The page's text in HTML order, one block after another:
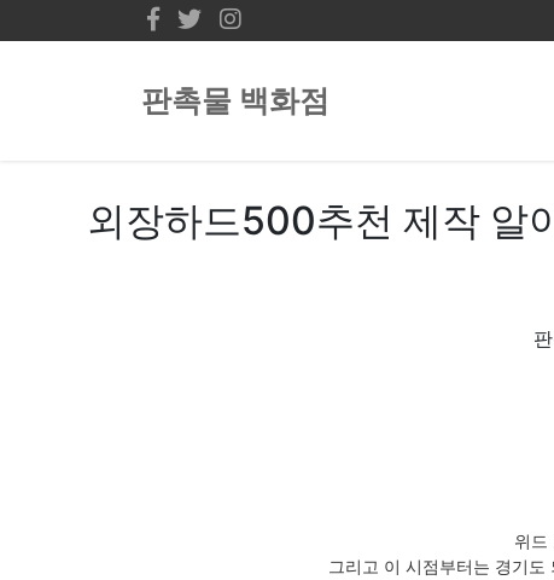
판촉물 백화점
외장하드500추천 제작 알
위드
그리고 이 시점부터는 경기